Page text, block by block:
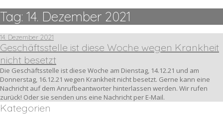
Tag: 14. Dezember 2021
14. Dezember 2021
Geschäftsstelle ist diese Woche wegen Krankheit
nicht besetzt
Die Geschäftsstelle ist diese Woche am Dienstag, 14.12.21 und am
Donnerstag, 16.12.21 wegen Krankheit nicht besetzt. Gerne kann eine
Nachricht auf dem Anrufbeantworter hinterlassen werden. Wir rufen
zurück! Oder sie senden uns eine Nachricht per E-Mail.
Kategorien